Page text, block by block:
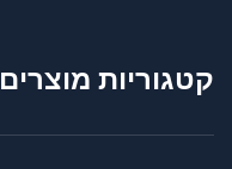
קטגוריות מוצרים